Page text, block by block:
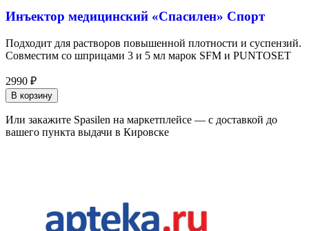
Инъектор медицинский «Спасилен» Спорт
Подходит для растворов повышенной плотности и суспензий.
Совместим со шприцами 3 и 5 мл марок SFM и PUNTOSET
2990 ₽
В корзину
Или закажите Spasilen на маркетплейсе — с доставкой до
вашего пункта выдачи в Кировске